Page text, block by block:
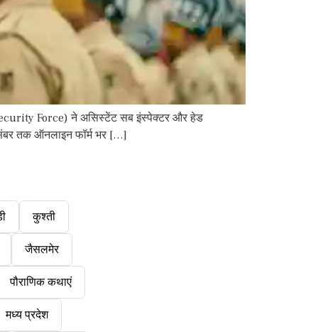
Force) ने असिस्टेंट सब इंस्पेक्टर और हेड
तक ऑनलाइन फॉर्म भर […]
कुश्ती
जैसलमेर
पौराणिक कथाएं
मध्य प्रदेश